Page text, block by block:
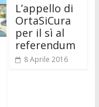
L’appello di
OrtaSiCura
per il sì al
referendum
8 Aprile 2016